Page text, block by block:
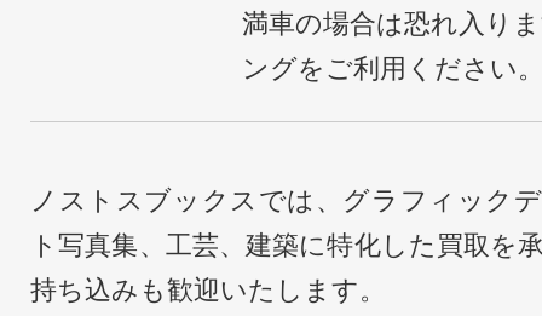
満車の場合は恐れ入り
ングをご利用ください
ノストスブックスでは、グラフィック
ト写真集、工芸、建築に特化した買取を
持ち込みも歓迎いたします。